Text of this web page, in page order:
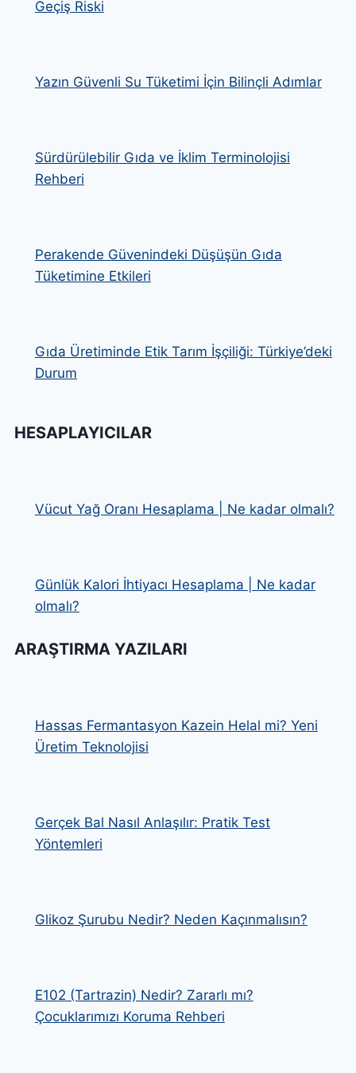
Geçiş Riski
Yazın Güvenli Su Tüketimi İçin Bilinçli Adımlar
Sürdürülebilir Gıda ve İklim Terminolojisi
Rehberi
Perakende Güvenindeki Düşüşün Gıda
Tüketimine Etkileri
Gıda Üretiminde Etik Tarım İşçiliği: Türkiye’deki
Durum
HESAPLAYICILAR
Vücut Yağ Oranı Hesaplama | Ne kadar olmalı?
Günlük Kalori İhtiyacı Hesaplama | Ne kadar
olmalı?
ARAŞTIRMA YAZILARI
Hassas Fermantasyon Kazein Helal mi? Yeni
Üretim Teknolojisi
Gerçek Bal Nasıl Anlaşılır: Pratik Test
Yöntemleri
Glikoz Şurubu Nedir? Neden Kaçınmalısın?
E102 (Tartrazin) Nedir? Zararlı mı?
Çocuklarımızı Koruma Rehberi